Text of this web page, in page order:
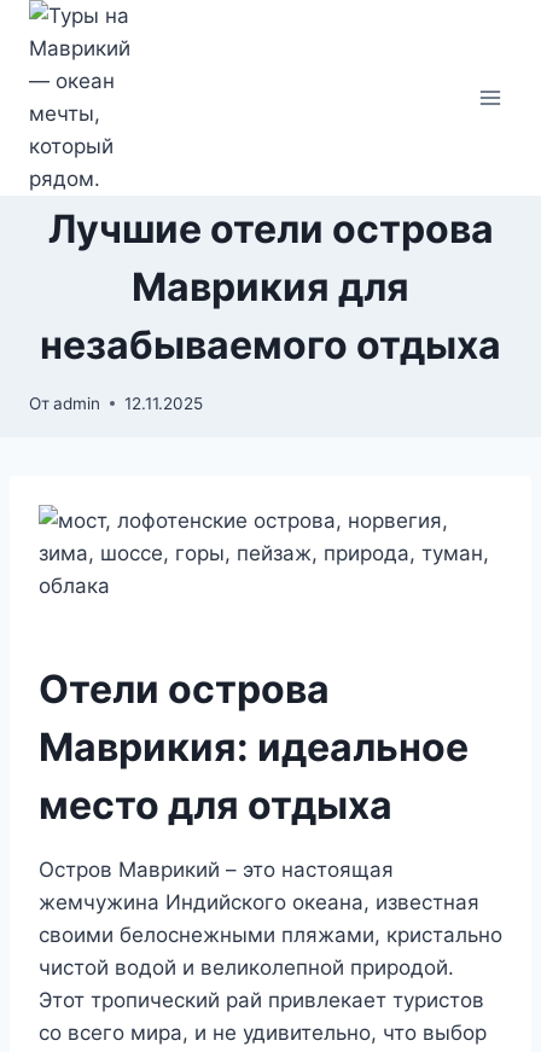
Перейти
содержимому
Лучшие отели острова
Маврикия для
незабываемого отдыха
Отadmin 12.11.2025
Отели острова
Маврикия: идеальное
место для отдыха
Остров Маврикий – это настоящая
жемчужина Индийского океана, известная
своими белоснежными пляжами, кристально
чистой водой и великолепной природой.
Этот тропический рай привлекает туристов
со всего мира, и не удивительно, что выбор